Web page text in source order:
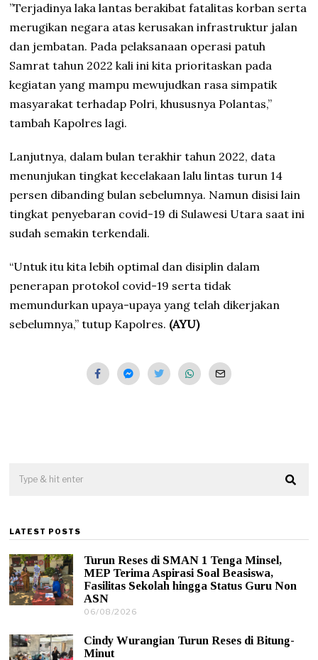
”Terjadinya laka lantas berakibat fatalitas korban serta
merugikan negara atas kerusakan infrastruktur jalan
dan jembatan. Pada pelaksanaan operasi patuh
Samrat tahun 2022 kali ini kita prioritaskan pada
kegiatan yang mampu mewujudkan rasa simpatik
masyarakat terhadap Polri, khususnya Polantas,”
tambah Kapolres lagi.
Lanjutnya, dalam bulan terakhir tahun 2022, data
menunjukan tingkat kecelakaan lalu lintas turun 14
persen dibanding bulan sebelumnya. Namun disisi lain
tingkat penyebaran covid-19 di Sulawesi Utara saat ini
sudah semakin terkendali.
“Untuk itu kita lebih optimal dan disiplin dalam
penerapan protokol covid-19 serta tidak
memundurkan upaya-upaya yang telah dikerjakan
sebelumnya,” tutup Kapolres. (AYU)
LATEST POSTS
Turun Reses di SMAN 1 Tenga Minsel,
MEP Terima Aspirasi Soal Beasiswa,
Fasilitas Sekolah hingga Status Guru Non
ASN
06/08/2026
0
Cindy Wurangian Turun Reses di Bitung-
Minut